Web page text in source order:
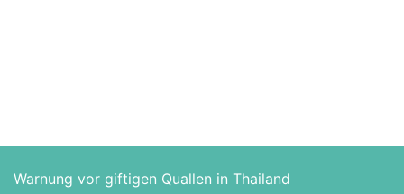
Warnung vor giftigen Quallen in Thailand